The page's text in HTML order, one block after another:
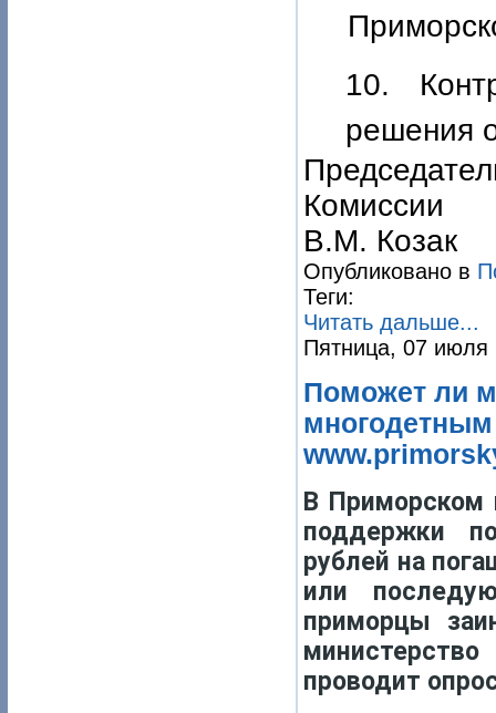
10.
решения
В.М. Козак
Опубликовано в
Теги:
Читать дальше...
Пятница, 07 июля
Поможет ли
В Приморском
поддержки
рублей на
или
приморцы
проводит